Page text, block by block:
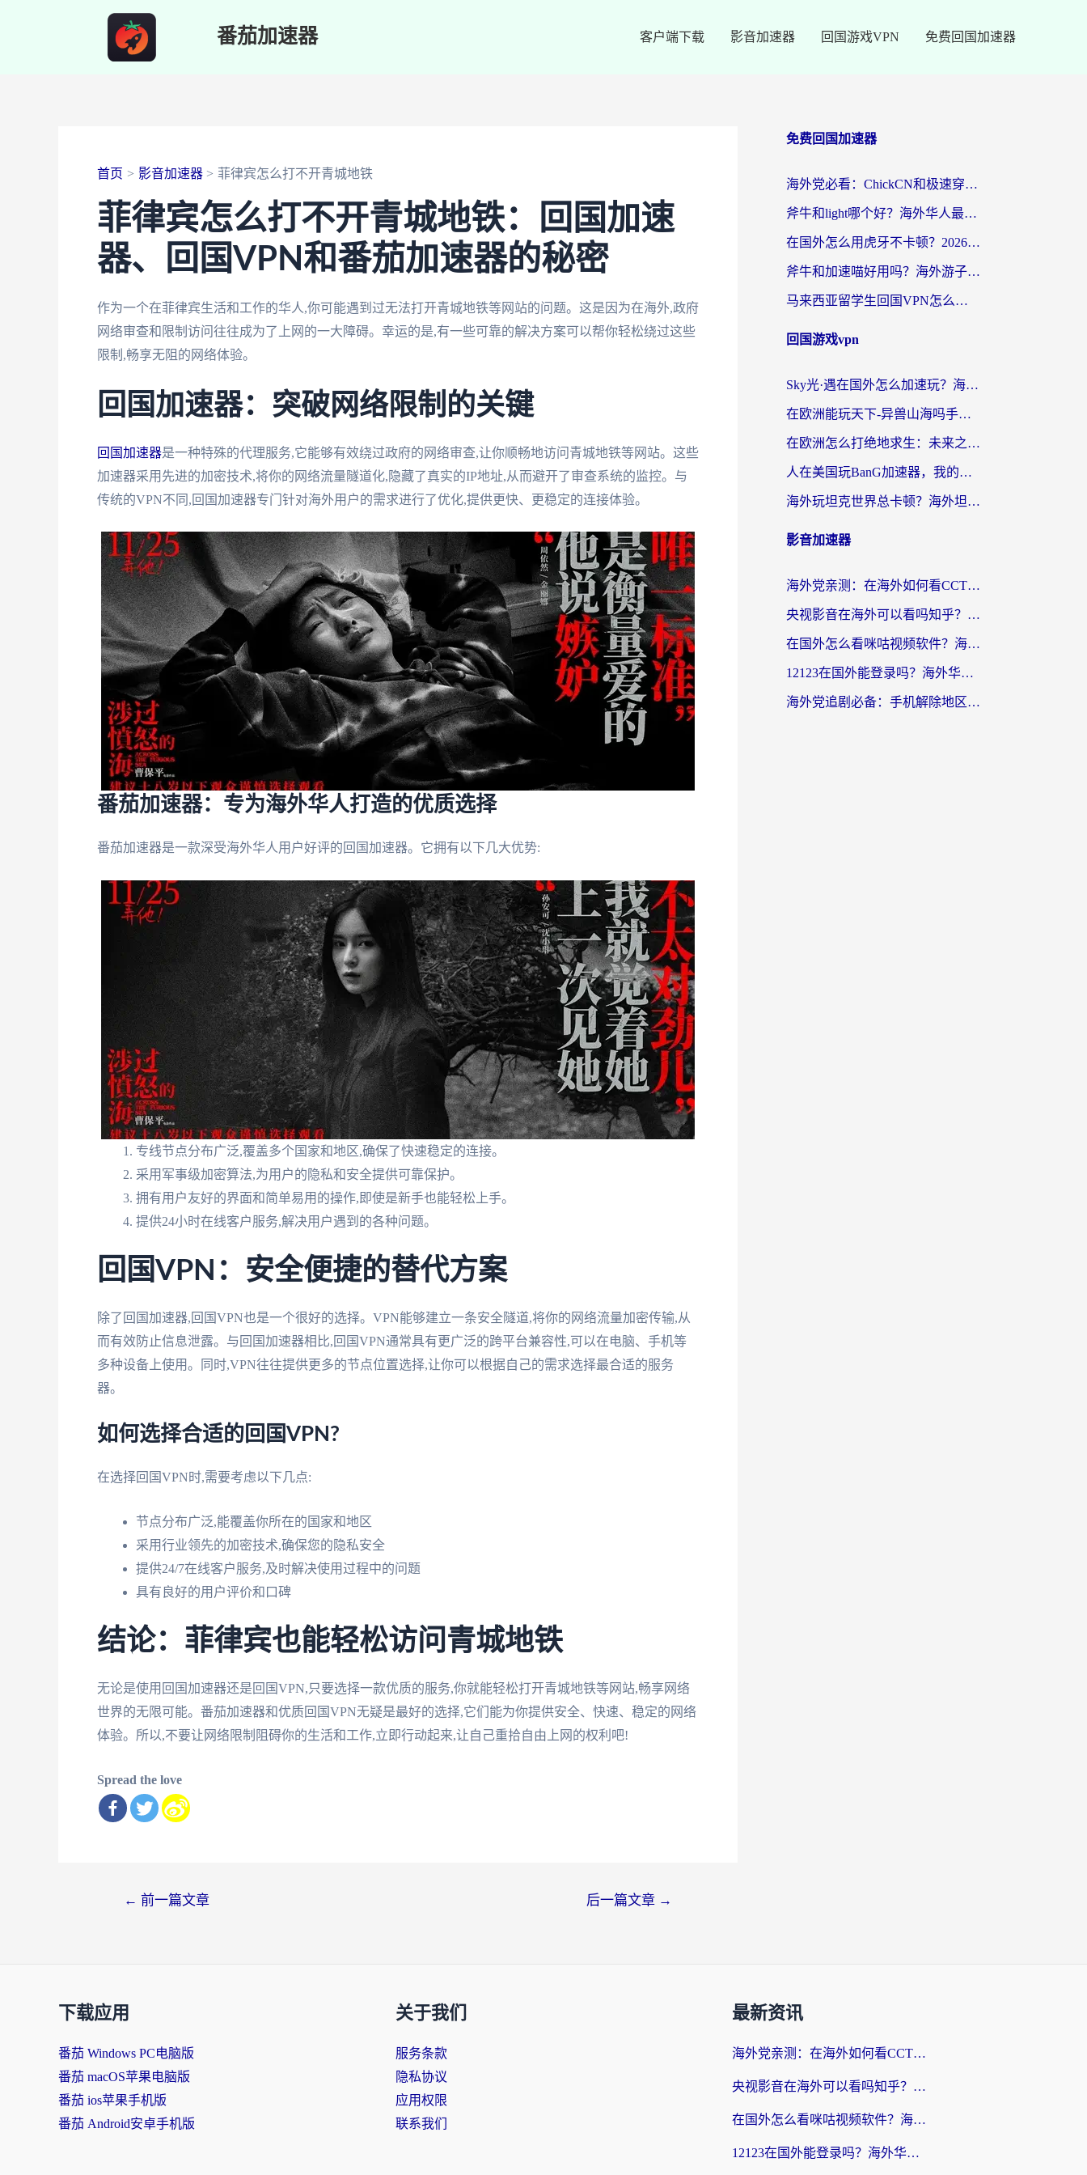
番茄加速器 客户端下载 影音加速器 回国游戏VPN 免费回国加速器
首页 影音加速器 菲律宾怎么打不开青城地铁
菲律宾怎么打不开青城地铁：回国加速
器、回国VPN和番茄加速器的秘密
作为一个在菲律宾生活和工作的华人,你可能遇到过无法打开青城地铁等网站的问题。这是因为在海外,政府
网络审查和限制访问往往成为了上网的一大障碍。幸运的是,有一些可靠的解决方案可以帮你轻松绕过这些
限制,畅享无阻的网络体验。
回国加速器：突破网络限制的关键
回国加速器是一种特殊的代理服务,它能够有效绕过政府的网络审查,让你顺畅地访问青城地铁等网站。这些
加速器采用先进的加密技术,将你的网络流量隧道化,隐藏了真实的IP地址,从而避开了审查系统的监控。与
传统的VPN不同,回国加速器专门针对海外用户的需求进行了优化,提供更快、更稳定的连接体验。
番茄加速器：专为海外华人打造的优质选择
番茄加速器是一款深受海外华人用户好评的回国加速器。它拥有以下几大优势:
专线节点分布广泛,覆盖多个国家和地区,确保了快速稳定的连接。
采用军事级加密算法,为用户的隐私和安全提供可靠保护。
拥有用户友好的界面和简单易用的操作,即使是新手也能轻松上手。
提供24小时在线客户服务,解决用户遇到的各种问题。
回国VPN：安全便捷的替代方案
除了回国加速器,回国VPN也是一个很好的选择。VPN能够建立一条安全隧道,将你的网络流量加密传输,从
而有效防止信息泄露。与回国加速器相比,回国VPN通常具有更广泛的跨平台兼容性,可以在电脑、手机等
多种设备上使用。同时,VPN往往提供更多的节点位置选择,让你可以根据自己的需求选择最合适的服务
器。
如何选择合适的回国VPN?
在选择回国VPN时,需要考虑以下几点:
节点分布广泛,能覆盖你所在的国家和地区
采用行业领先的加密技术,确保您的隐私安全
提供24/7在线客户服务,及时解决使用过程中的问题
具有良好的用户评价和口碑
结论：菲律宾也能轻松访问青城地铁
无论是使用回国加速器还是回国VPN,只要选择一款优质的服务,你就能轻松打开青城地铁等网站,畅享网络
世界的无限可能。番茄加速器和优质回国VPN无疑是最好的选择,它们能为你提供安全、快速、稳定的网络
体验。所以,不要让网络限制阻碍你的生活和工作,立即行动起来,让自己重拾自由上网的权利吧!
Spread the love
← 前一篇文章 后一篇文章 →
免费回国加速器
海外党必看：ChickCN和极速穿梭VPN好用吗？3招教你选对回国加速器无缝刷国内资源
斧牛和light哪个好？海外华人最关心的回国加速器选择难题，一篇讲透
在国外怎么用虎牙不卡顿？2026海外华人亲测有效的回国加速器选择指南
斧牛和加速喵好用吗？海外游子的真实选择困境
马来西亚留学生回国VPN怎么选？3个避坑点+1款实测好用的加速器推荐
回国游戏vpn
Sky光·遇在国外怎么加速玩？海外党亲测有效的国服游戏加速指南
在欧洲能玩天下-异兽山海吗手游？海外玩家的加速器生存指南
在欧洲怎么打绝地求生：未来之役不卡？留学生亲测的加速器避坑指南
人在美国玩BanG加速器，我的延迟终于绿了
海外玩坦克世界总卡顿？海外坦克世界加速器有哪些？实测好用的选择在这里
影音加速器
海外党亲测：在海外如何看CCTV？告别“仅限大陆播放”的实用指南
央视影音在海外可以看吗知乎？留学生亲测：3步解决地域限制+追剧自由
在国外怎么看咪咕视频软件？海外党亲测有效的回国加速方案
12123在国外能登录吗？海外华人必看的回国加速实用指南
海外党追剧必备：手机解除地区限制app怎么选？解决央视视频&国内剧地区限制全指南
下载应用
番茄 Windows PC电脑版
番茄 macOS苹果电脑版
番茄 ios苹果手机版
番茄 Android安卓手机版
关于我们
服务条款
隐私协议
应用权限
联系我们
最新资讯
海外党亲测：在海外如何看CCTV？告别“仅限大陆播放”的实用指南
央视影音在海外可以看吗知乎？留学生亲测：3步解决地域限制+追剧自由
在国外怎么看咪咕视频软件？海外党亲测有效的回国加速方案
12123在国外能登录吗？海外华人必看的回国加速实用指南